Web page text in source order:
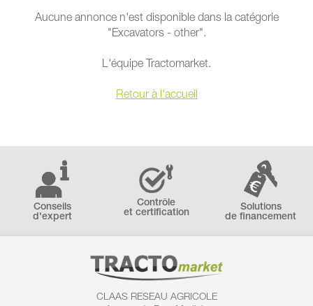
Aucune annonce n'est disponible dans la catégorie
"Excavators - other".
L'équipe Tractomarket.
Retour à l'accueil
Conseils
d'expert
Contrôle
et certification
Solutions
de financement
CLAAS RESEAU AGRICOLE